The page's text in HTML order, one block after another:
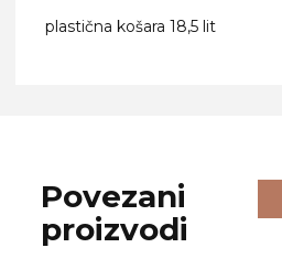
plastična košara 18,5 lit
Povezani
proizvodi